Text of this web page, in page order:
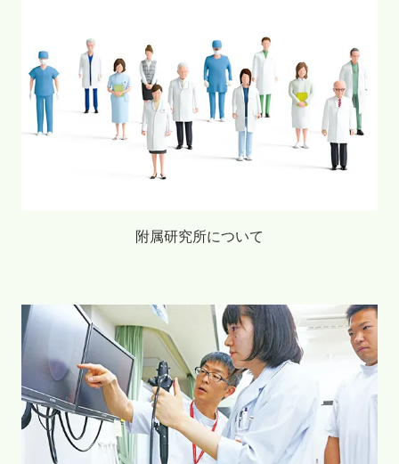
附属研究所について